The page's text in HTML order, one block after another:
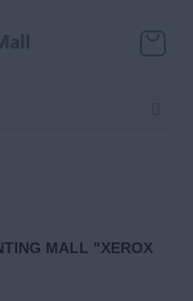
MALL "XEROX